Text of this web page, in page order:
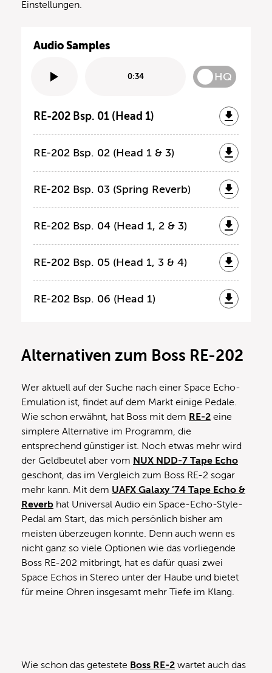
Einstellungen.
Audio Samples
0:34 HQ
RE-202 Bsp. 01 (Head 1)
RE-202 Bsp. 02 (Head 1 & 3)
RE-202 Bsp. 03 (Spring Reverb)
RE-202 Bsp. 04 (Head 1, 2 & 3)
RE-202 Bsp. 05 (Head 1, 3 & 4)
RE-202 Bsp. 06 (Head 1)
Alternativen zum Boss RE-202
Wer aktuell auf der Suche nach einer Space Echo-
Emulation ist, findet auf dem Markt einige Pedale.
Wie schon erwähnt, hat Boss mit dem RE-2 eine
simplere Alternative im Programm, die
entsprechend günstiger ist. Noch etwas mehr wird
der Geldbeutel aber vom NUX NDD-7 Tape Echo
geschont, das im Vergleich zum Boss RE-2 sogar
mehr kann. Mit dem UAFX Galaxy ’74 Tape Echo &
Reverb hat Universal Audio ein Space-Echo-Style-
Pedal am Start, das mich persönlich bisher am
meisten überzeugen konnte. Denn auch wenn es
nicht ganz so viele Optionen wie das vorliegende
Boss RE-202 mitbringt, hat es dafür quasi zwei
Space Echos in Stereo unter der Haube und bietet
für meine Ohren insgesamt mehr Tiefe im Klang.
Wie schon das getestete Boss RE-2 wartet auch das